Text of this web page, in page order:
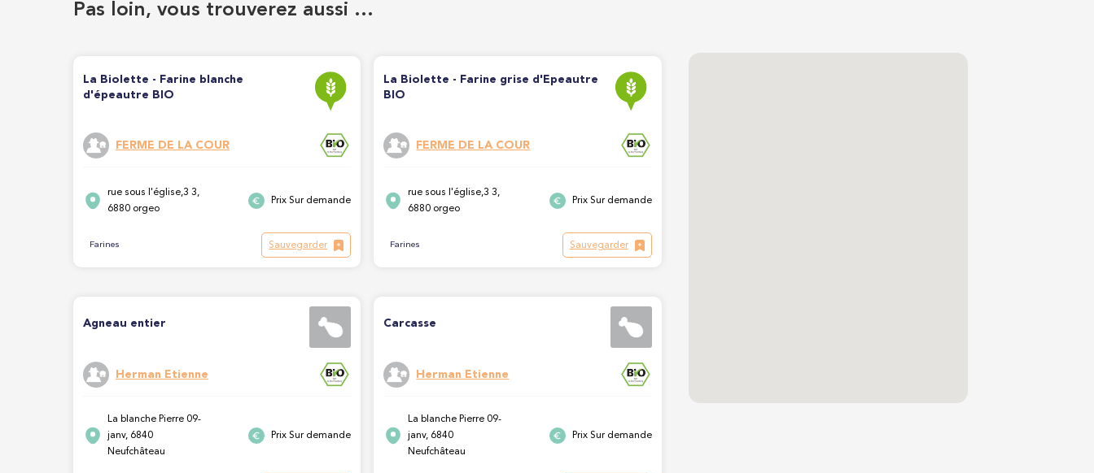
Pas loin, vous trouverez aussi …
La Biolette - Farine blanche
d'épeautre BIO
FERME DE LA COUR
rue sous l'église,3 3,
6880 orgeo
Prix Sur demande
Farines Sauvegarder
La Biolette - Farine grise d'Epeautre
BIO
FERME DE LA COUR
rue sous l'église,3 3,
6880 orgeo
Prix Sur demande
Farines Sauvegarder
Agneau entier
Herman Etienne
La blanche Pierre 09-
janv, 6840
Neufchâteau
Prix Sur demande
Carcasse
Herman Etienne
La blanche Pierre 09-
janv, 6840
Neufchâteau
Prix Sur demande